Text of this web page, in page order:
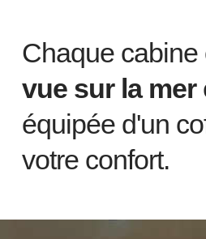
Chaque cabine
vue sur la mer
équipée d'un
votre confort.